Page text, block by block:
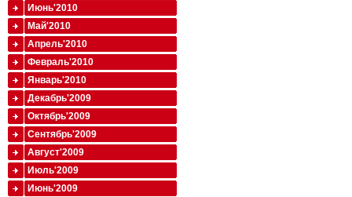
Июнь'2010
Май'2010
Апрель'2010
Февраль'2010
Январь'2010
Декабрь'2009
Октябрь'2009
Сентябрь'2009
Август'2009
Июль'2009
Июнь'2009